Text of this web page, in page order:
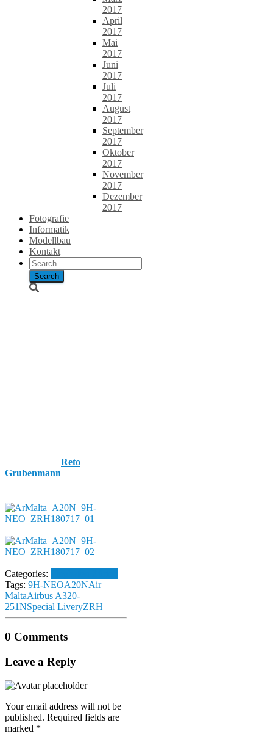
2017
April
2017
Mai
2017
Juni
2017
Juli
2017
August
2017
September
2017
Oktober
2017
November
2017
Dezember
2017
Fotografie
Informatik
Modellbau
Kontakt
Search
for:
Reto
Grubenmann
Categories:
Tags: 9H-NEOA20NAir
MaltaAirbus A320-
251NSpecial LiveryZRH
0 Comments
Leave a Reply
Your email address will not be
published. Required fields are
marked *